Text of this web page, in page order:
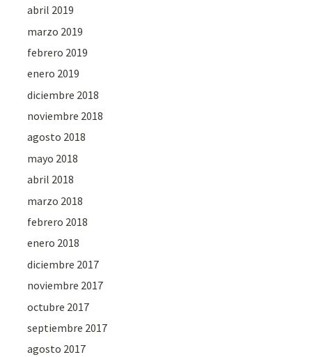
abril 2019
marzo 2019
febrero 2019
enero 2019
diciembre 2018
noviembre 2018
agosto 2018
mayo 2018
abril 2018
marzo 2018
febrero 2018
enero 2018
diciembre 2017
noviembre 2017
octubre 2017
septiembre 2017
agosto 2017